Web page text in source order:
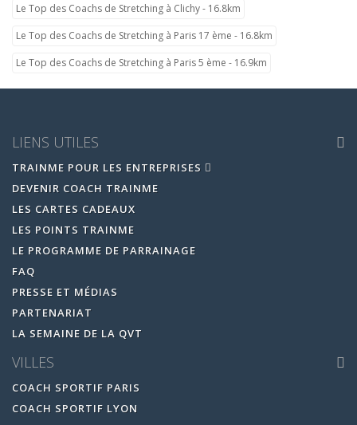
Le Top des Coachs de Stretching à Clichy - 16.8km
Le Top des Coachs de Stretching à Paris 17 ème - 16.8km
Le Top des Coachs de Stretching à Paris 5 ème - 16.9km
LIENS UTILES
TRAINME POUR LES ENTREPRISES
DEVENIR COACH TRAINME
LES CARTES CADEAUX
LES POINTS TRAINME
LE PROGRAMME DE PARRAINAGE
FAQ
PRESSE ET MÉDIAS
PARTENARIAT
LA SEMAINE DE LA QVT
VILLES
COACH SPORTIF PARIS
COACH SPORTIF LYON